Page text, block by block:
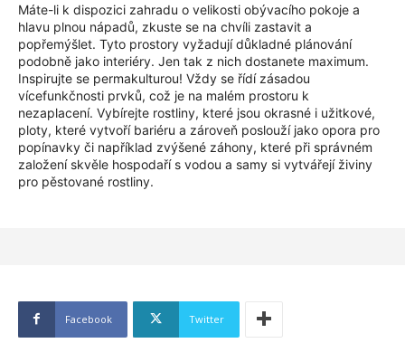
Máte-li k dispozici zahradu o velikosti obývacího pokoje a
hlavu plnou nápadů, zkuste se na chvíli zastavit a
popřemýšlet. Tyto prostory vyžadují důkladné plánování
podobně jako interiéry. Jen tak z nich dostanete maximum.
Inspirujte se permakulturou! Vždy se řídí zásadou
vícefunkčnosti prvků, což je na malém prostoru k
nezaplacení. Vybírejte rostliny, které jsou okrasné i užitkové,
ploty, které vytvoří bariéru a zároveň poslouží jako opora pro
popínavky či například zvýšené záhony, které při správném
založení skvěle hospodaří s vodou a samy si vytvářejí živiny
pro pěstované rostliny.
Facebook Twitter